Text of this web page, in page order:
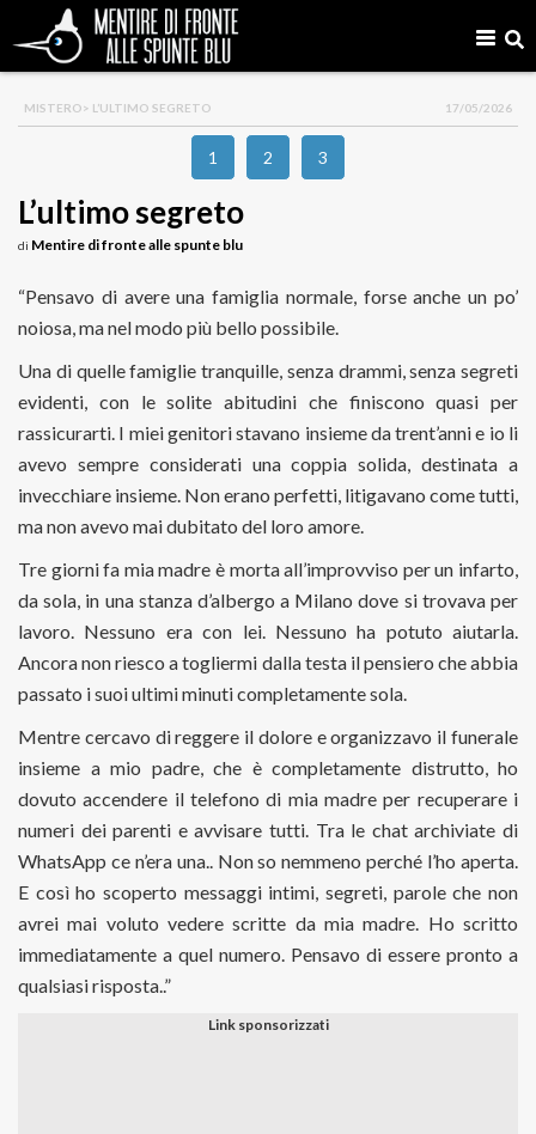
MISTERO> L’ULTIMO SEGRETO 17/05/2026
1 2 3
L’ultimo segreto
di Mentire di fronte alle spunte blu
“Pensavo di avere una famiglia normale, forse anche un po’
noiosa, ma nel modo più bello possibile.
Una di quelle famiglie tranquille, senza drammi, senza segreti
evidenti, con le solite abitudini che finiscono quasi per
rassicurarti. I miei genitori stavano insieme da trent’anni e io li
avevo sempre considerati una coppia solida, destinata a
invecchiare insieme. Non erano perfetti, litigavano come tutti,
ma non avevo mai dubitato del loro amore.
Tre giorni fa mia madre è morta all’improvviso per un infarto,
da sola, in una stanza d’albergo a Milano dove si trovava per
lavoro. Nessuno era con lei. Nessuno ha potuto aiutarla.
Ancora non riesco a togliermi dalla testa il pensiero che abbia
passato i suoi ultimi minuti completamente sola.
Mentre cercavo di reggere il dolore e organizzavo il funerale
insieme a mio padre, che è completamente distrutto, ho
dovuto accendere il telefono di mia madre per recuperare i
numeri dei parenti e avvisare tutti. Tra le chat archiviate di
WhatsApp ce n’era una.. Non so nemmeno perché l’ho aperta.
E così ho scoperto messaggi intimi, segreti, parole che non
avrei mai voluto vedere scritte da mia madre. Ho scritto
immediatamente a quel numero. Pensavo di essere pronto a
qualsiasi risposta..”